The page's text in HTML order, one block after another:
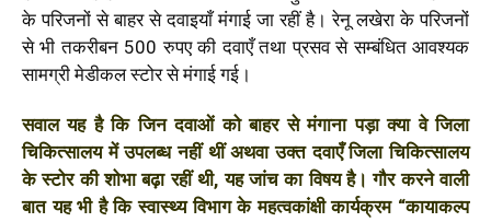
के परिजनों से बाहर से दवाइयाँ मंगाई जा रहीं है। रेनू लखेरा के परिजनों
से भी तकरीबन 500 रुपए की दवाएँ तथा प्रसव से सम्बंधित आवश्यक
सामग्री मेडीकल स्टोर से मंगाई गई।
सवाल यह है कि जिन दवाओं को बाहर से मंगाना पड़ा क्या वे जिला
चिकित्सालय में उपलब्ध नहीं थीं अथवा उक्त दवाएँ जिला चिकित्सालय
के स्टोर की शोभा बढ़ा रहीं थी, यह जांच का विषय है। गौर करने वाली
बात यह भी है कि स्वास्थ्य विभाग के महत्वकांक्षी कार्यक्रम “कायाकल्प